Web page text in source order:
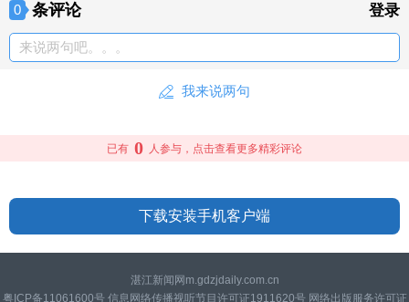
0 条评论 登录
来说两句吧。。。
我来说两句
已有 0 人参与，点击查看更多精彩评论
下载安装手机客户端
湛江新闻网m.gdzjdaily.com.cn
粤ICP备11061600号 信息网络传播视听节目许可证1911620号 网络出版服务许可证